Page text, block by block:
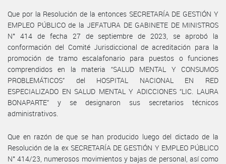
Que por la Resolución de la entonces SECRETARÍA DE GESTIÓN Y
EMPLEO PÚBLICO de la JEFATURA DE GABINETE DE MINISTROS
N° 414 de fecha 27 de septiembre de 2023, se aprobó la
conformación del Comité Jurisdiccional de acreditación para la
promoción de tramo escalafonario para puestos o funciones
comprendidos en la materia “SALUD MENTAL Y CONSUMOS
PROBLEMÁTICOS” del HOSPITAL NACIONAL EN RED
ESPECIALIZADO EN SALUD MENTAL Y ADICCIONES “LIC. LAURA
BONAPARTE” y se designaron sus secretarios técnicos
administrativos.
Que en razón de que se han producido luego del dictado de la
Resolución de la ex SECRETARÍA DE GESTIÓN Y EMPLEO PÚBLICO
N° 414/23, numerosos movimientos y bajas de personal, así como